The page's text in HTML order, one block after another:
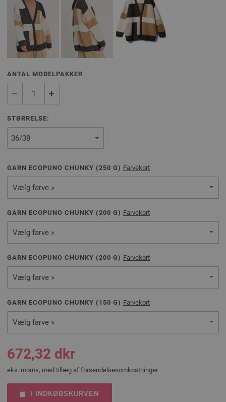
ANTAL MODELPAKKER
STØRRELSE:
GARN ECOPUNO CHUNKY (250 G) Farvekort
Vælg farve »
GARN ECOPUNO CHUNKY (200 G) Farvekort
Vælg farve »
GARN ECOPUNO CHUNKY (200 G) Farvekort
Vælg farve »
GARN ECOPUNO CHUNKY ( 150 G) Farvekort
Vælg farve »
672,32 dkr
eks. moms, med tillæg af forsendelsesomkostninger
I INDKØBSKURVEN